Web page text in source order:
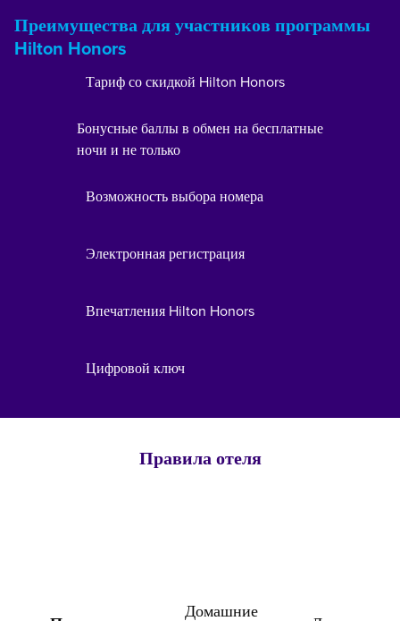
Преимущества для участников программы
Hilton Honors
Тариф со скидкой Hilton Honors
Бонусные баллы в обмен на бесплатные
ночи и не только
Возможность выбора номера
Электронная регистрация
Впечатления Hilton Honors
Цифровой ключ
Правила отеля
Домашние